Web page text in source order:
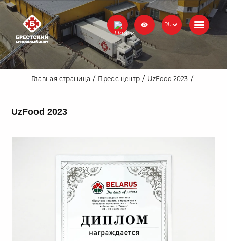
RU
Главная страница Пресс центр UzFood 2023
UzFood 2023